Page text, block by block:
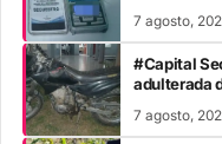
7 agosto,
#Capital
adulterada
7 agosto,